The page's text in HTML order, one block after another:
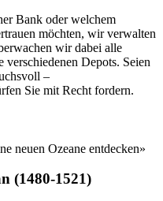
Bank oder welchem
möchten, wir verwalten
wir dabei alle
Depots. Seien
–
Sie mit Recht fordern.
neuen Ozeane entdecken»
(1480-1521)